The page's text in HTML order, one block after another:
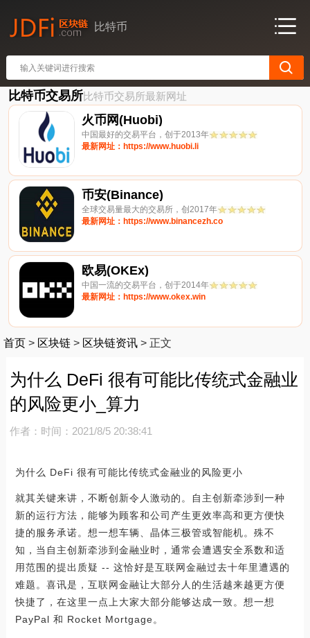
比特币
比特币交易所比特币交易所最新网址
火币网(Huobi)
中国最好的交易平台，创于2013年
最新网址：https://www.huobi.li
币安(Binance)
全球交易量最大的交易所，创2017年
最新网址：https://www.binancezh.co
欧易(OKEx)
中国一流的交易平台，创于2014年
最新网址：https://www.okex.win
首页 > 区块链 > 区块链资讯 > 正文
为什么 DeFi 很有可能比传统式金融业
的风险更小_算力
作者： 时间：2021/8/5 20:38:41
为什么 DeFi 很有可能比传统式金融业的风险更小
就其关键来讲，不断创新令人激动的。自主创新牵涉到一种
新的运行方法，能够为顾客和公司产生更效率高和更方便快
捷的服务承诺。想一想车辆、晶体三极管或智能机。殊不
知，当自主创新牵涉到金融业时，通常会遭遇安全系数和适
用范围的提出质疑 -- 这恰好是互联网金融过去十年里遭遇的
难题。喜讯是，互联网金融让大部分人的生活越来越更方便
快捷了，在这里一点上大家大部分能够达成一致。想一想
PayPal 和 Rocket Mortgage。